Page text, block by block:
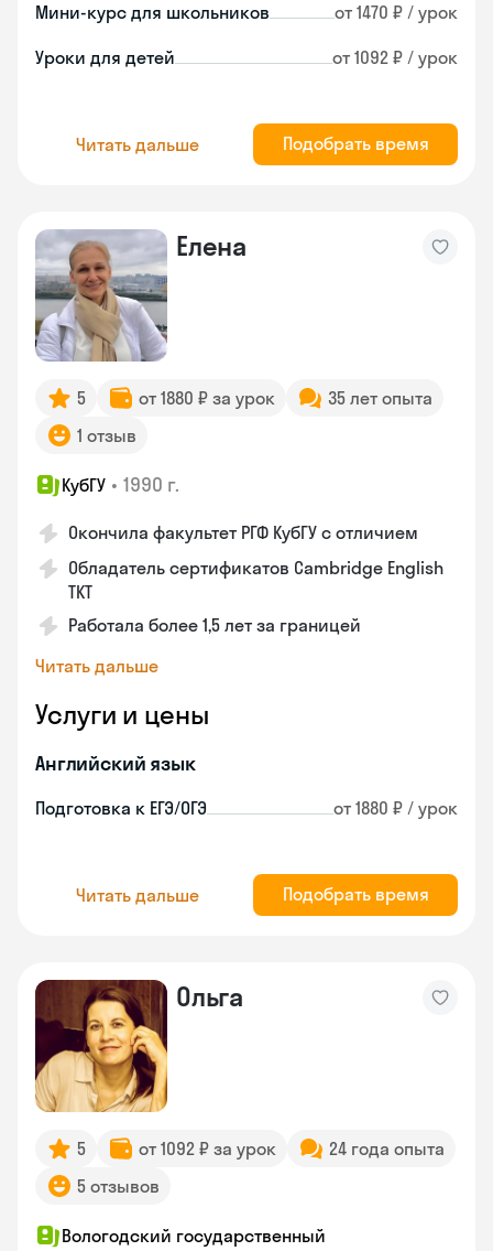
Мини-курс для школьников от 1470 ₽ / урок
Уроки для детей от 1092 ₽ / урок
Читать дальше Подобрать время
Елена
5 от 1880 ₽ за урок
35 лет опыта
1 отзыв
КубГУ • 1990 г.
Окончила факультет РГФ КубГУ с отличием
Обладатель сертификатов Cambridge English
TKT
Работала более 1,5 лет за границей
Читать дальше
Услуги и цены
Английский язык
Подготовка к ЕГЭ/ОГЭ от 1880 ₽ / урок
Читать дальше Подобрать время
Ольга
5 от 1092 ₽ за урок
24 года опыта
5 отзывов
Вологодский государственный